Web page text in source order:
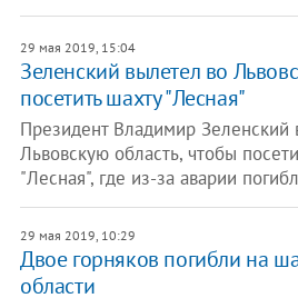
29 мая 2019, 15:04
Зеленский вылетел во
посетить шахту "Лесная"
Президент Владимир Зеленский
Львовскую область, чтобы
"Лесная", где из-за аварии
29 мая 2019, 10:29
Двое горняков погибли на
области